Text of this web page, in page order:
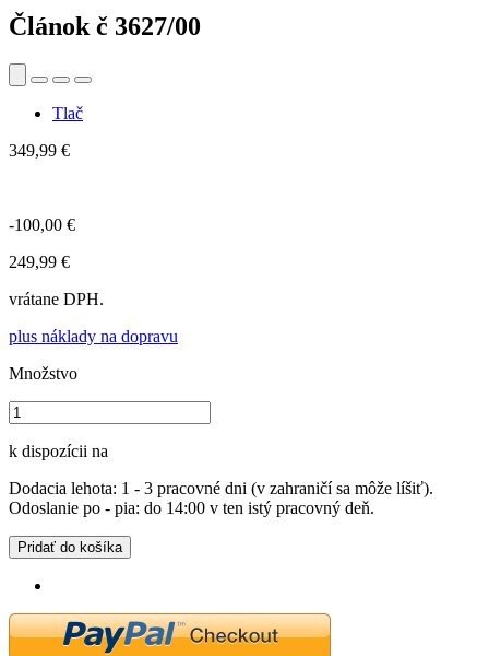
Článok č 3627/00
Tlač
349,99 €
-100,00 €
249,99 €
vrátane DPH.
plus náklady na dopravu
Množstvo
k dispozícii na
Dodacia lehota: 1 - 3 pracovné dni (v zahraničí sa môže líšiť).
Odoslanie po - pia: do 14:00 v ten istý pracovný deň.
Pridať do košíka